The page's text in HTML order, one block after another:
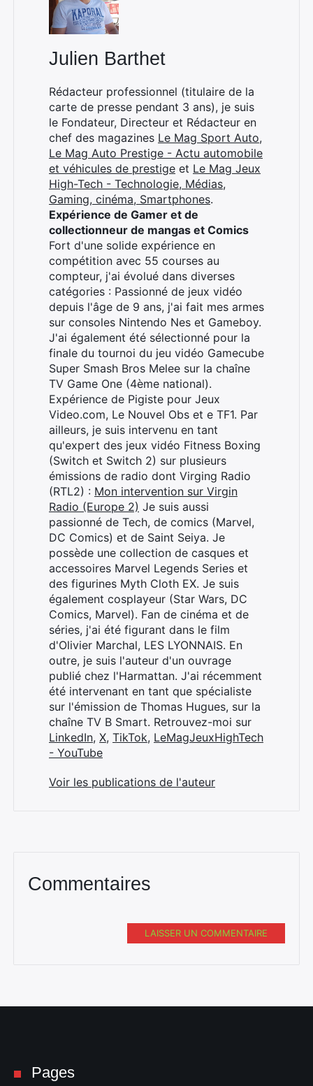
Julien Barthet
Rédacteur professionnel (titulaire de la
carte de presse pendant 3 ans), je suis
le Fondateur, Directeur et Rédacteur en
chef des magazines Le Mag Sport Auto,
Le Mag Auto Prestige - Actu automobile
et véhicules de prestige et Le Mag Jeux
High-Tech - Technologie, Médias,
Gaming, cinéma, Smartphones.
Expérience de Gamer et de
collectionneur de mangas et Comics
Fort d'une solide expérience en
compétition avec 55 courses au
compteur, j'ai évolué dans diverses
catégories : Passionné de jeux vidéo
depuis l'âge de 9 ans, j'ai fait mes armes
sur consoles Nintendo Nes et Gameboy.
J'ai également été sélectionné pour la
finale du tournoi du jeu vidéo Gamecube
Super Smash Bros Melee sur la chaîne
TV Game One (4ème national).
Expérience de Pigiste pour Jeux
Video.com, Le Nouvel Obs et e TF1. Par
ailleurs, je suis intervenu en tant
qu'expert des jeux vidéo Fitness Boxing
(Switch et Switch 2) sur plusieurs
émissions de radio dont Virging Radio
(RTL2) : Mon intervention sur Virgin
Radio (Europe 2) Je suis aussi
passionné de Tech, de comics (Marvel,
DC Comics) et de Saint Seiya. Je
possède une collection de casques et
accessoires Marvel Legends Series et
des figurines Myth Cloth EX. Je suis
également cosplayeur (Star Wars, DC
Comics, Marvel). Fan de cinéma et de
séries, j'ai été figurant dans le film
d'Olivier Marchal, LES LYONNAIS. En
outre, je suis l'auteur d'un ouvrage
publié chez l'Harmattan. J'ai récemment
été intervenant en tant que spécialiste
sur l'émission de Thomas Hugues, sur la
chaîne TV B Smart. Retrouvez-moi sur
LinkedIn, X, TikTok, LeMagJeuxHighTech
- YouTube
Voir les publications de l'auteur
Commentaires
LAISSER UN COMMENTAIRE
Pages